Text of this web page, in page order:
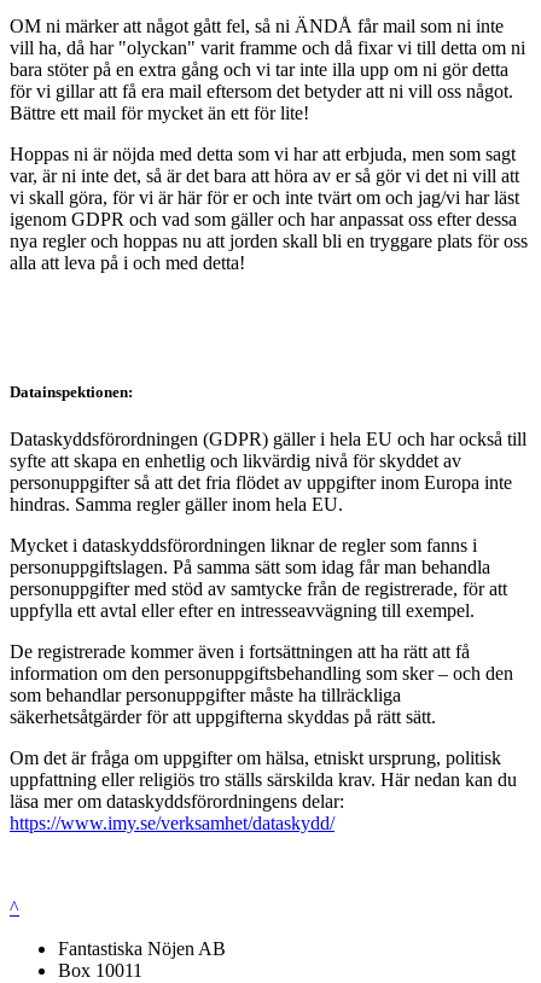
OM ni märker att något gått fel, så ni ÄNDÅ får mail som ni inte
vill ha, då har "olyckan" varit framme och då fixar vi till detta om ni
bara stöter på en extra gång och vi tar inte illa upp om ni gör detta
för vi gillar att få era mail eftersom det betyder att ni vill oss något.
Bättre ett mail för mycket än ett för lite!
Hoppas ni är nöjda med detta som vi har att erbjuda, men som sagt
var, är ni inte det, så är det bara att höra av er så gör vi det ni vill att
vi skall göra, för vi är här för er och inte tvärt om och jag/vi har läst
igenom GDPR och vad som gäller och har anpassat oss efter dessa
nya regler och hoppas nu att jorden skall bli en tryggare plats för oss
alla att leva på i och med detta!
Datainspektionen:
Dataskyddsförordningen (GDPR) gäller i hela EU och har också till
syfte att skapa en enhetlig och likvärdig nivå för skyddet av
personuppgifter så att det fria flödet av uppgifter inom Europa inte
hindras. Samma regler gäller inom hela EU.
Mycket i dataskyddsförordningen liknar de regler som fanns i
personuppgiftslagen. På samma sätt som idag får man behandla
personuppgifter med stöd av samtycke från de registrerade, för att
uppfylla ett avtal eller efter en intresseavvägning till exempel.
De registrerade kommer även i fortsättningen att ha rätt att få
information om den personuppgiftsbehandling som sker – och den
som behandlar personuppgifter måste ha tillräckliga
säkerhetsåtgärder för att uppgifterna skyddas på rätt sätt.
Om det är fråga om uppgifter om hälsa, etniskt ursprung, politisk
uppfattning eller religiös tro ställs särskilda krav. Här nedan kan du
läsa mer om dataskyddsförordningens delar:
https://www.imy.se/verksamhet/dataskydd/
^
Fantastiska Nöjen AB
Box 10011